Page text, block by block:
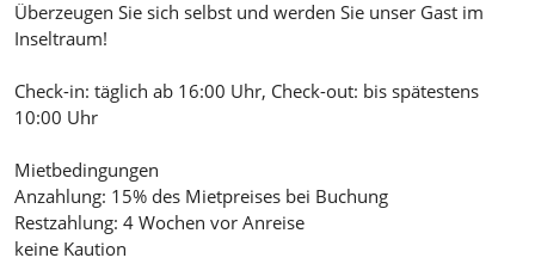
Überzeugen Sie sich selbst und werden Sie unser Gast im
Inseltraum!
Check-in: täglich ab 16:00 Uhr, Check-out: bis spätestens
10:00 Uhr
Mietbedingungen
Anzahlung: 15% des Mietpreises bei Buchung
Restzahlung: 4 Wochen vor Anreise
keine Kaution